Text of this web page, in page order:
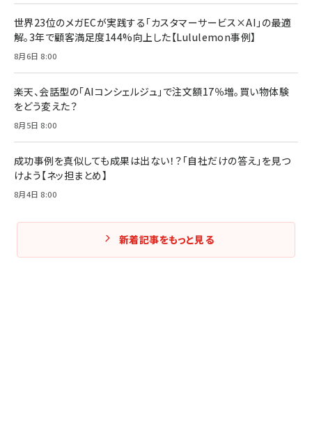
世界23位のメガECが実践する「カスタマーサービス×AI」の最適
解。3年で顧客満足度144%向上した【Lululemon事例】
8月6日 8:00
楽天、会話型の「AIコンシェルジュ」で注文額17％増。買い物体験
をどう変えた？
8月5日 8:00
成功事例を真似しても成果は出ない！？「自社だけの答え」を見つ
けよう【ネッ担まとめ】
8月4日 8:00
新着記事をもっと見る